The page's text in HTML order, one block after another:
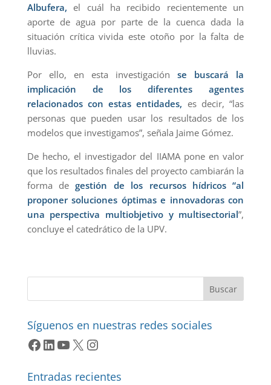
Albufera, el cuál ha recibido recientemente un
aporte de agua por parte de la cuenca dada la
situación crítica vivida este otoño por la falta de
lluvias.
Por ello, en esta investigaciónse buscará la
implicación de los diferentes agentes
relacionados con estas entidades, es decir, “las
personas que pueden usar los resultados de los
modelos que investigamos”, señala Jaime Gómez.
De hecho, el investigador del IIAMA pone en valor
que los resultados finales del proyecto cambiarán la
forma de gestión de los recursos hídricos “al
proponer soluciones óptimas e innovadoras con
una perspectiva multiobjetivo y multisectorial”,
concluye el catedrático de la UPV.
Buscar
Síguenos en nuestras redes sociales
Facebook
LinkedIn
YouTube
X Instagram
Entradas recientes